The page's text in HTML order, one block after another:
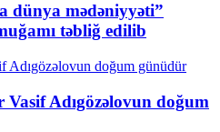
dünya mədəniyyəti”
təbliğ edilib
Adıgözəlovun doğum